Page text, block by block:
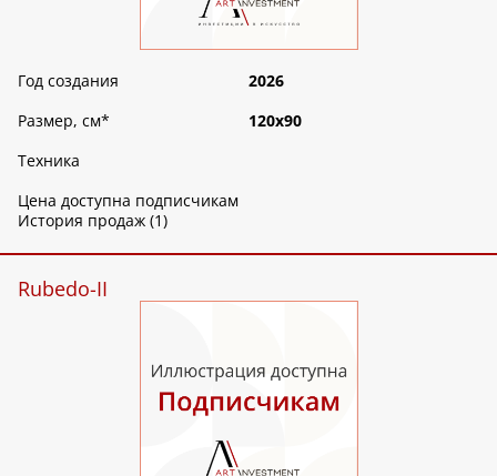
Год создания
2026
Размер, см*
120х90
Техника
Цена доступна подписчикам
История продаж (1)
Rubedo-II